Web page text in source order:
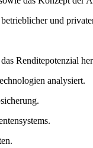
und
Renditepotenzial
analysiert.